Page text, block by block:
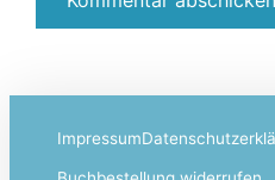
Impressum